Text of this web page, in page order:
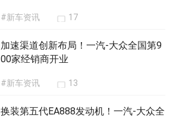
#新车资讯 17
加速渠道创新布局！一汽-大众全国第9
00家经销商开业
#新车资讯 13
换装第五代EA888发动机！一汽-大众全